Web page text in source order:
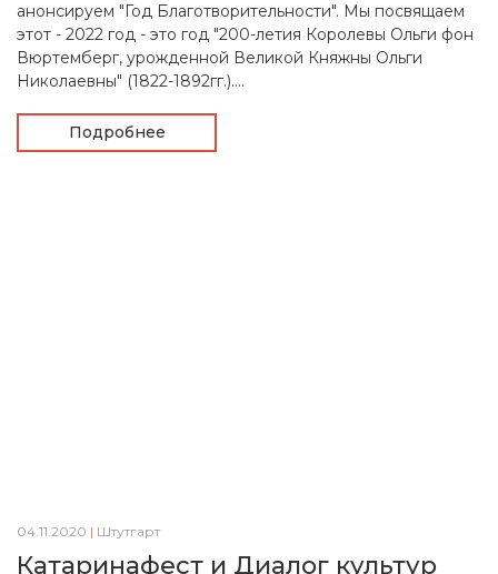
анонсируем "Год Благотворительности". Мы посвящаем
этот - 2022 год - это год "200-летия Королевы Ольги фон
Вюртемберг, урожденной Великой Княжны Ольги
Николаевны" (1822-1892гг.)....
Подробнее
04.11.2020 | Штутгарт
Катаринафест и Диалог культур